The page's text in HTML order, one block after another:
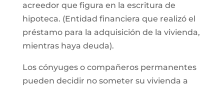
acreedor que figura en la escritura de
hipoteca. (Entidad financiera que realizó el
préstamo para la adquisición de la vivienda,
mientras haya deuda).
Los cónyuges o compañeros permanentes
pueden decidir no someter su vivienda a